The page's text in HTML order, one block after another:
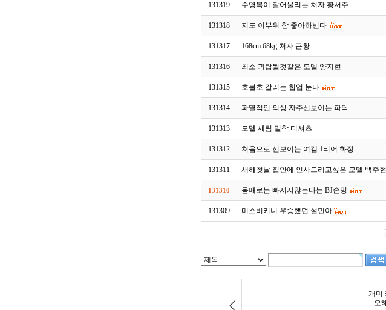
131319 수영복이 잘어울리는 처자 황서주
131318 저도 이부위 참 좋아하빈다
131317 168cm 68kg 처자 근황
131316 최소 과탑될것같은 모델 양지현
131315 호불호 갈리는 힙업 눈나
131314 파멸적인 의상 자주선보이는 파닥
131313 모델 세림 밀착 티셔츠
131312 처음으로 선보이는 여캠 1티어 화정
131311 새해첫날 집안에 인사드리고싶은 모델 백주현
131310 몸매로는 빠지지않는다는 BJ손밍
131309 미스비키니 우승했던 설민아